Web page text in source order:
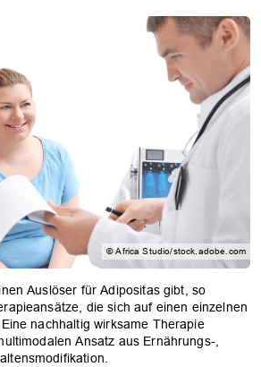
© Africa Studio/stock.adobe.com
Auslöser für Adipositas gibt, so
die sich auf einen einzelnen
nachhaltig wirksame Therapie
Ansatz aus Ernährungs-,